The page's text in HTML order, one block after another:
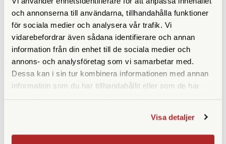
och annonserna till användarna, tillhandahålla funktioner
för sociala medier och analysera vår trafik. Vi
vidarebefordrar även sådana identifierare och annan
information från din enhet till de sociala medier och
annons- och analysföretag som vi samarbetar med.
Dessa kan i sin tur kombinera informationen med annan
information som du har tillhandahållit eller som de har
Visa detaljer
Utträdespupill (mm) 3,1
Synfält (º) 8,2
Synfält på 1000 m 142
Närgräns (m) 2,5